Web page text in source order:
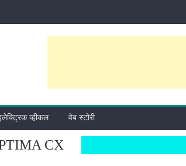
व्हीकल वेब स्टोरी
CX